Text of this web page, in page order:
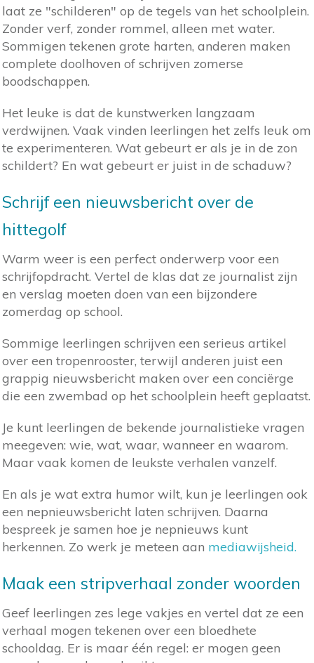
laat ze "schilderen" op de tegels van het schoolplein.
Zonder verf, zonder rommel, alleen met water.
Sommigen tekenen grote harten, anderen maken
complete doolhoven of schrijven zomerse
boodschappen.
Het leuke is dat de kunstwerken langzaam
verdwijnen. Vaak vinden leerlingen het zelfs leuk om
te experimenteren. Wat gebeurt er als je in de zon
schildert? En wat gebeurt er juist in de schaduw?
Schrijf een nieuwsbericht over de
hittegolf
Warm weer is een perfect onderwerp voor een
schrijfopdracht. Vertel de klas dat ze journalist zijn
en verslag moeten doen van een bijzondere
zomerdag op school.
Sommige leerlingen schrijven een serieus artikel
over een tropenrooster, terwijl anderen juist een
grappig nieuwsbericht maken over een conciërge
die een zwembad op het schoolplein heeft geplaatst.
Je kunt leerlingen de bekende journalistieke vragen
meegeven: wie, wat, waar, wanneer en waarom.
Maar vaak komen de leukste verhalen vanzelf.
En als je wat extra humor wilt, kun je leerlingen ook
een nepnieuwsbericht laten schrijven. Daarna
bespreek je samen hoe je nepnieuws kunt
herkennen. Zo werk je meteen aan mediawijsheid.
Maak een stripverhaal zonder woorden
Geef leerlingen zes lege vakjes en vertel dat ze een
verhaal mogen tekenen over een bloedhete
schooldag. Er is maar één regel: er mogen geen